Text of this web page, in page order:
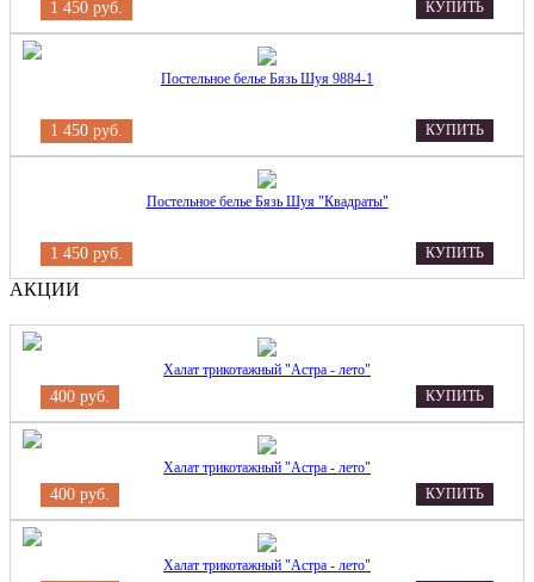
1 450 руб. КУПИТЬ
Постельное белье Бязь Шуя 9884-1
1 450 руб. КУПИТЬ
Постельное белье Бязь Шуя "Квадраты"
1 450 руб. КУПИТЬ
АКЦИИ
Халат трикотажный "Астра - лето"
400 руб. КУПИТЬ
Халат трикотажный "Астра - лето"
400 руб. КУПИТЬ
Халат трикотажный "Астра - лето"